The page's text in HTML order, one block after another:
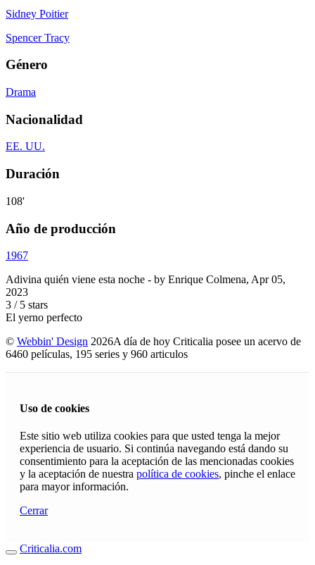
Sidney Poitier
Spencer Tracy
Género
Drama
Nacionalidad
EE. UU.
Duración
108'
Año de producción
1967
Adivina quién viene esta noche - by Enrique Colmena, Apr 05,
2023
3 / 5 stars
El yerno perfecto
© Webbin' Design 2026A día de hoy Criticalia posee un acervo de
6460 películas, 195 series y 960 articulos
Uso de cookies
Este sitio web utiliza cookies para que usted tenga la mejor
experiencia de usuario. Si continúa navegando está dando su
consentimiento para la aceptación de las mencionadas cookies
y la aceptación de nuestra política de cookies, pinche el enlace
para mayor información.
Cerrar
Criticalia.com